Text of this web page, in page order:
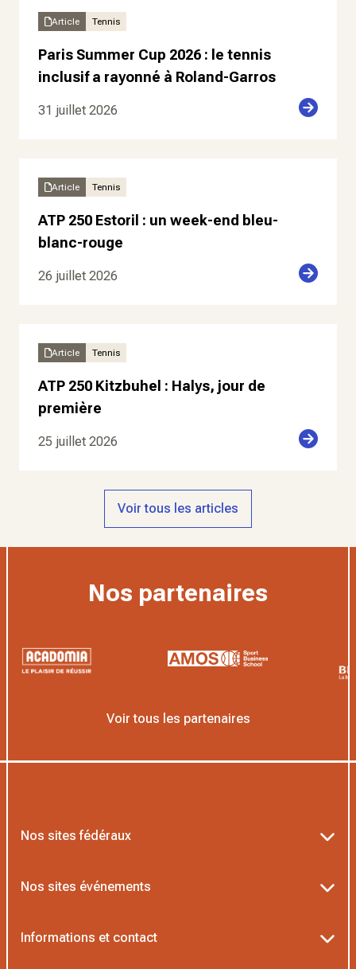
Article Tennis
Paris Summer Cup 2026 : le tennis
inclusif a rayonné à Roland-Garros
31 juillet 2026
Article Tennis
ATP 250 Estoril : un week-end bleu-
blanc-rouge
26 juillet 2026
Article Tennis
ATP 250 Kitzbuhel : Halys, jour de
première
25 juillet 2026
Voir tous les articles
Nos partenaires
Voir tous les partenaires
Nos sites fédéraux
Nos sites événements
Informations et contact